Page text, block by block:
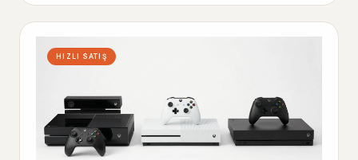
HIZLI SATIŞ